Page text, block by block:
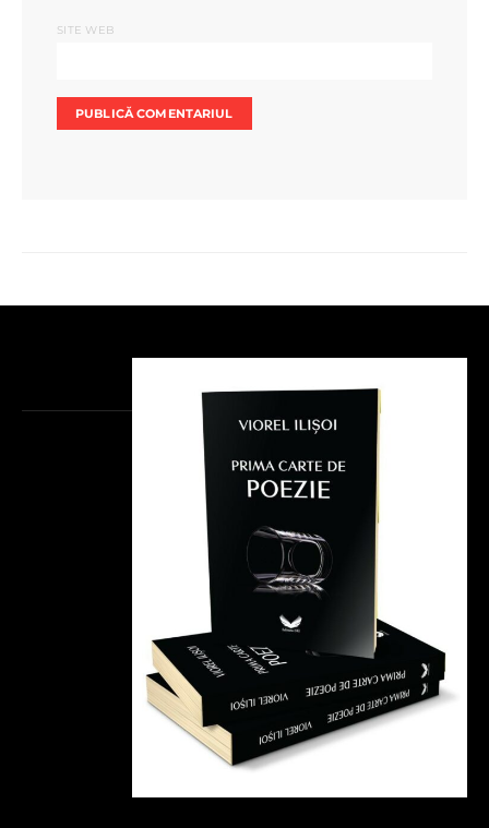
SITE WEB